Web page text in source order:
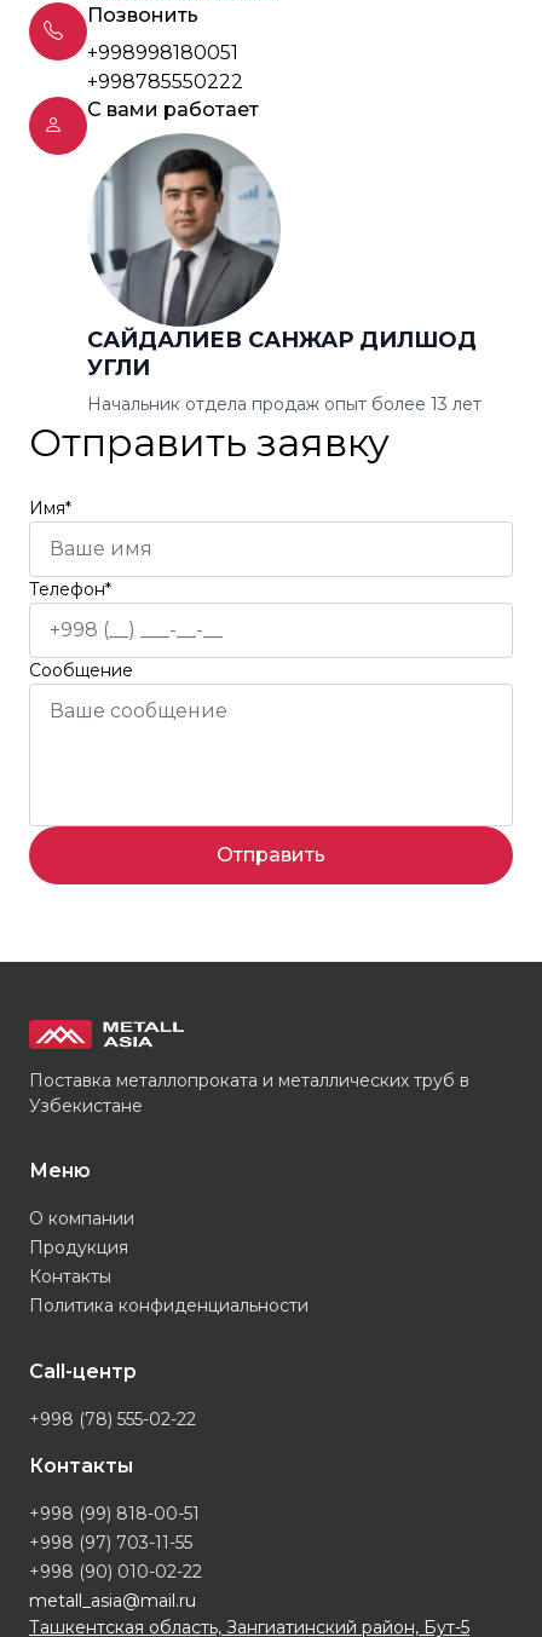
Позвонить
+998998180051
+998785550222
С вами работает
САЙДАЛИЕВ САНЖАР ДИЛШОД
УГЛИ
Начальник отдела продаж опыт более 13 лет
Отправить заявку
Имя*
Телефон*
Сообщение
Отправить
Поставка металлопроката и металлических труб в
Узбекистане
Меню
О компании
Продукция
Контакты
Политика конфиденциальности
Call-центр
+998 (78) 555-02-22
Контакты
+998 (99) 818-00-51
+998 (97) 703-11-55
+998 (90) 010-02-22
metall_asia@mail.ru
Ташкентская область, Зангиатинский район, Бут-5